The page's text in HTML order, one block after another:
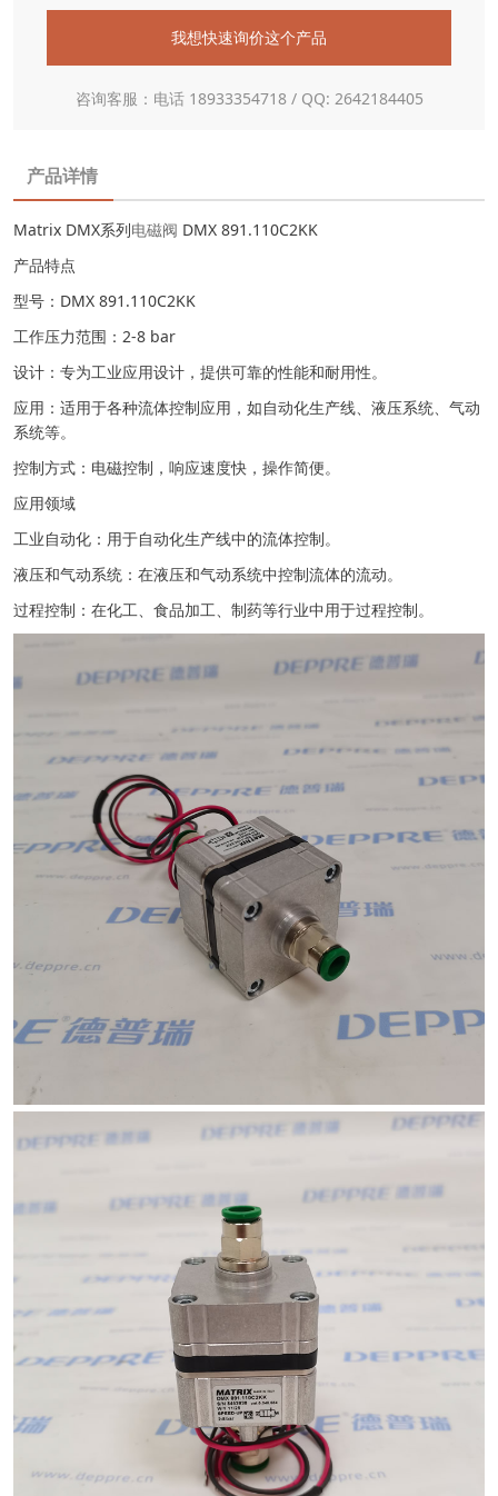
我想快速询价这个产品
咨询客服：电话 18933354718 / QQ: 2642184405
产品详情
Matrix DMX系列电磁阀 DMX 891.110C2KK
产品特点
型号：DMX 891.110C2KK
工作压力范围：2-8 bar
设计：专为工业应用设计，提供可靠的性能和耐用性。
应用：适用于各种流体控制应用，如自动化生产线、液压系统、气动
系统等。
控制方式：电磁控制，响应速度快，操作简便。
应用领域
工业自动化：用于自动化生产线中的流体控制。
液压和气动系统：在液压和气动系统中控制流体的流动。
过程控制：在化工、食品加工、制药等行业中用于过程控制。